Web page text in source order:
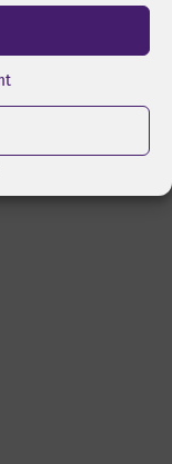
de lame rapide
Manche en
18,06€